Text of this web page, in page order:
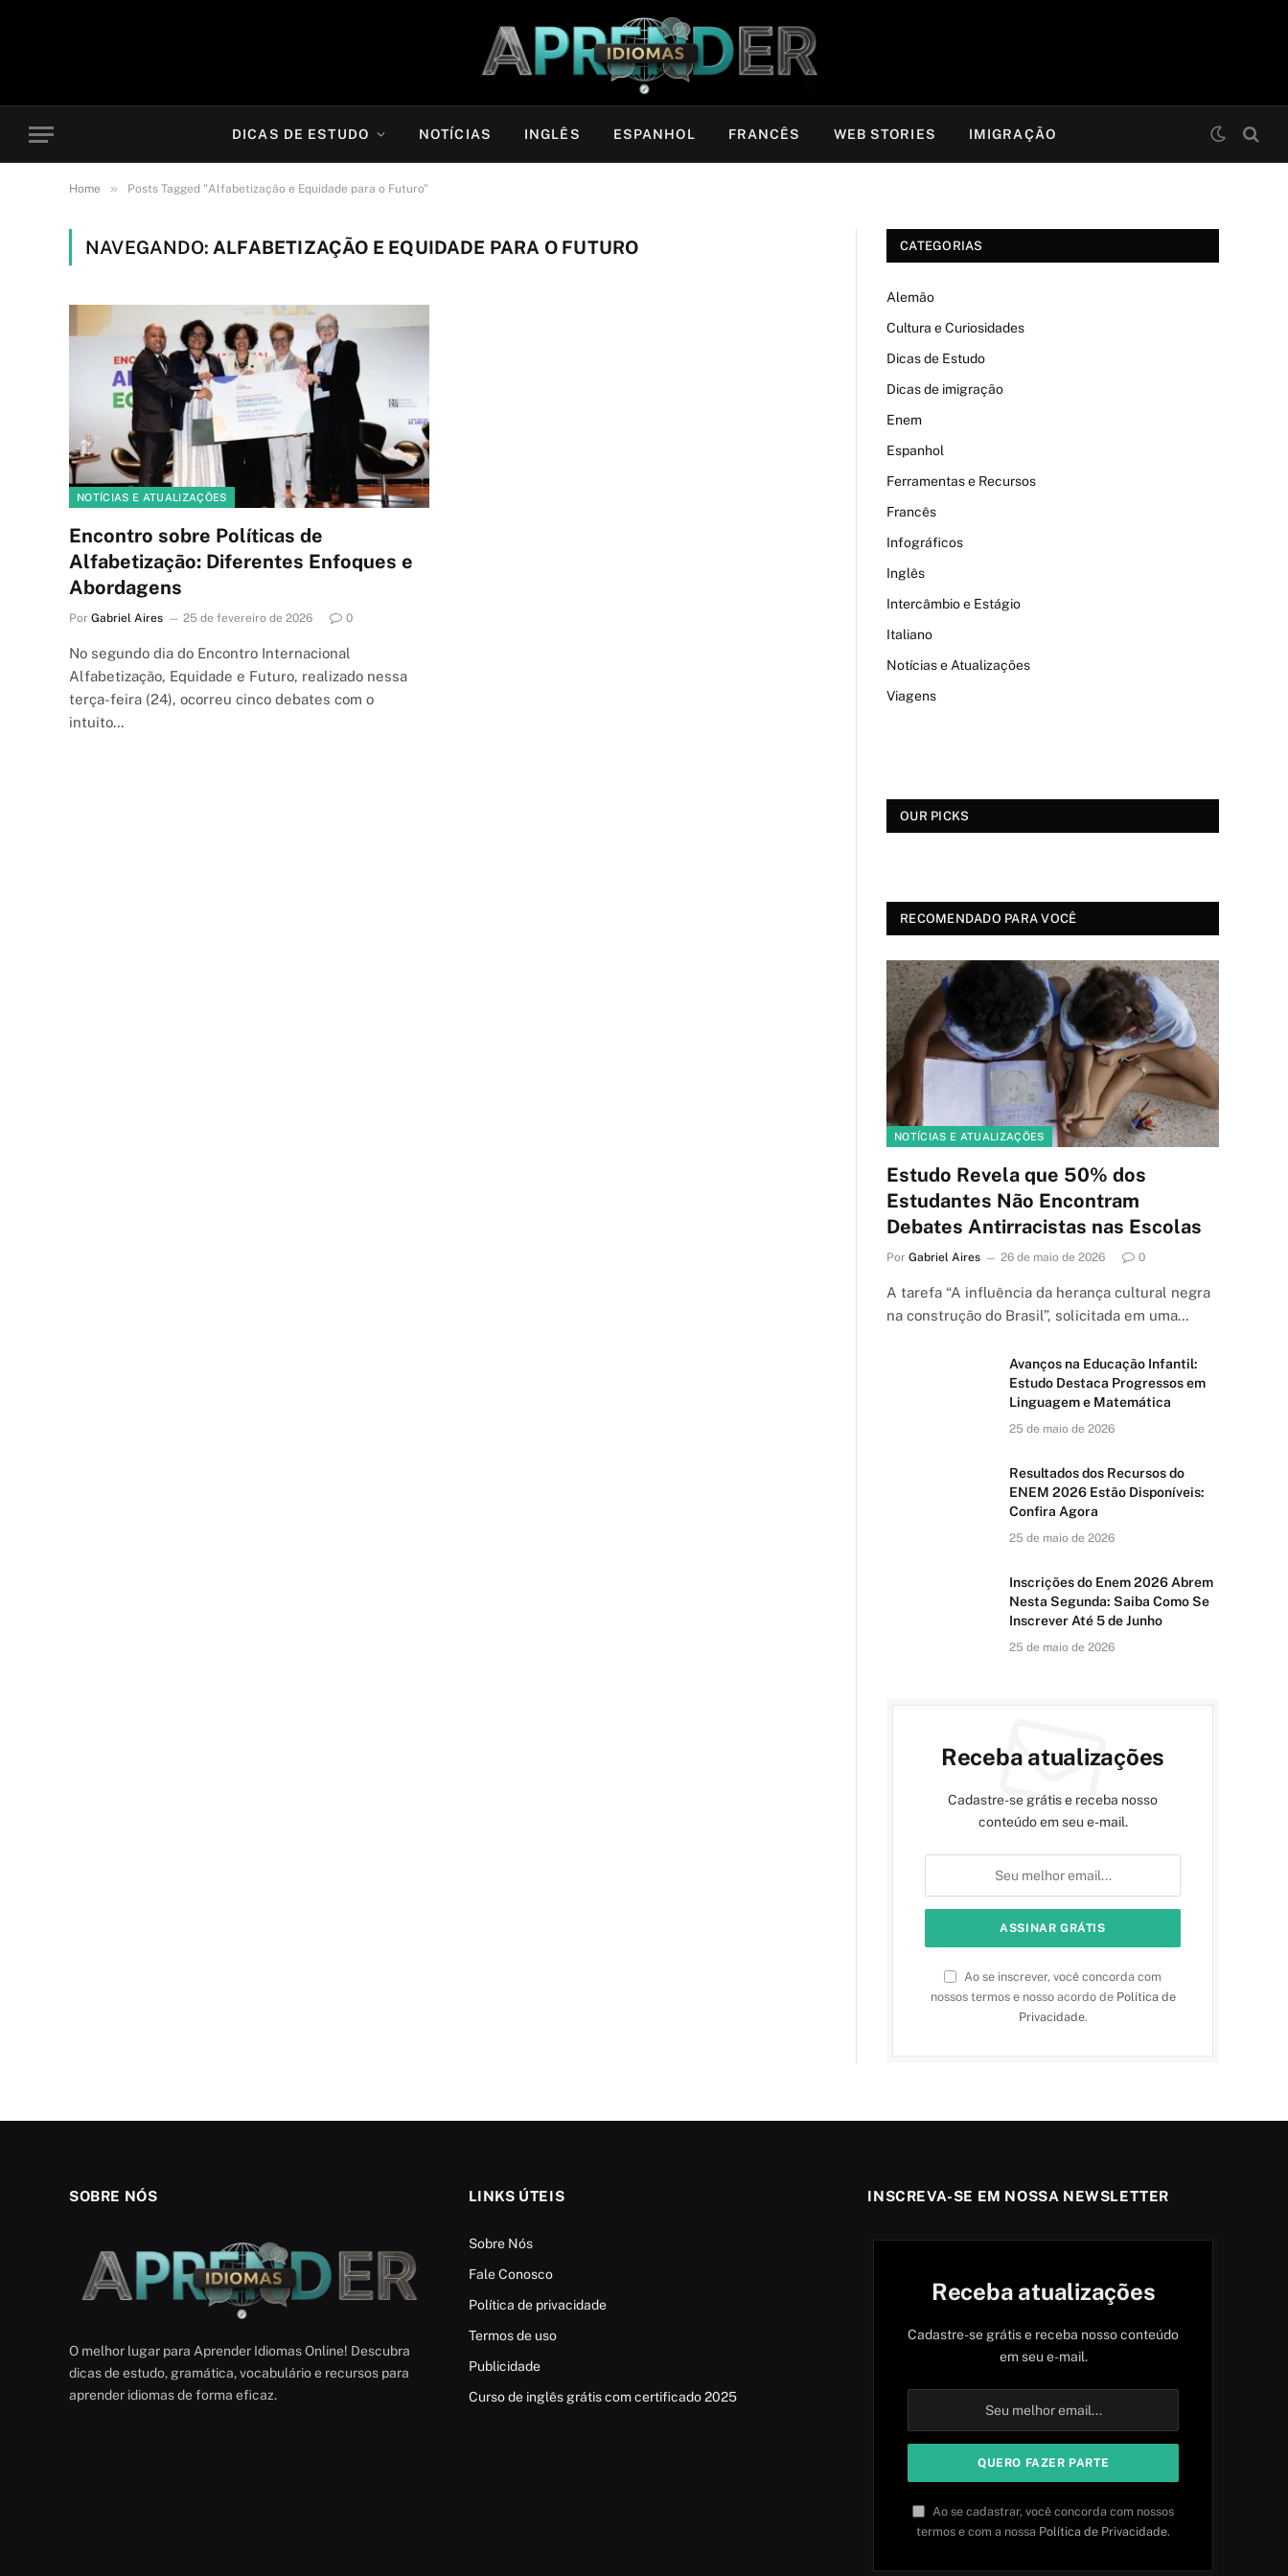
DICAS DE ESTUDO NOTÍCIAS INGLÊS ESPANHOL FRANCÊS WEB STORIES IMIGRAÇÃO
Home » Posts Tagged "Alfabetização e Equidade para o Futuro"
NAVEGANDO: ALFABETIZAÇÃO E EQUIDADE PARA O FUTURO
NOTÍCIAS E ATUALIZAÇÕES
Encontro sobre Políticas de
Alfabetização: Diferentes Enfoques e
Abordagens
Por Gabriel Aires 25 de fevereiro de 2026 0
No segundo dia do Encontro Internacional
Alfabetização, Equidade e Futuro, realizado nessa
terça-feira (24), ocorreu cinco debates com o
intuito…
CATEGORIAS
Alemão
Cultura e Curiosidades
Dicas de Estudo
Dicas de imigração
Enem
Espanhol
Ferramentas e Recursos
Francês
Infográficos
Inglês
Intercâmbio e Estágio
Italiano
Notícias e Atualizações
Viagens
OUR PICKS
RECOMENDADO PARA VOCÊ
NOTÍCIAS E ATUALIZAÇÕES
Estudo Revela que 50% dos
Estudantes Não Encontram
Debates Antirracistas nas Escolas
Por Gabriel Aires 26 de maio de 2026 0
A tarefa “A influência da herança cultural negra
na construção do Brasil”, solicitada em uma…
Avanços na Educação Infantil:
Estudo Destaca Progressos em
Linguagem e Matemática
25 de maio de 2026
Resultados dos Recursos do
ENEM 2026 Estão Disponíveis:
Confira Agora
25 de maio de 2026
Inscrições do Enem 2026 Abrem
Nesta Segunda: Saiba Como Se
Inscrever Até 5 de Junho
25 de maio de 2026
Receba atualizações
Cadastre-se grátis e receba nosso
conteúdo em seu e-mail.
Ao se inscrever, você concorda com
nossos termos e nosso acordo de Política de
Privacidade.
SOBRE NÓS
O melhor lugar para Aprender Idiomas Online! Descubra
dicas de estudo, gramática, vocabulário e recursos para
aprender idiomas de forma eficaz.
LINKS ÚTEIS
Sobre Nós
Fale Conosco
Política de privacidade
Termos de uso
Publicidade
Curso de inglês grátis com certificado 2025
INSCREVA-SE EM NOSSA NEWSLETTER
Receba atualizações
Cadastre-se grátis e receba nosso conteúdo
em seu e-mail.
Ao se cadastrar, você concorda com nossos
termos e com a nossa Política de Privacidade.